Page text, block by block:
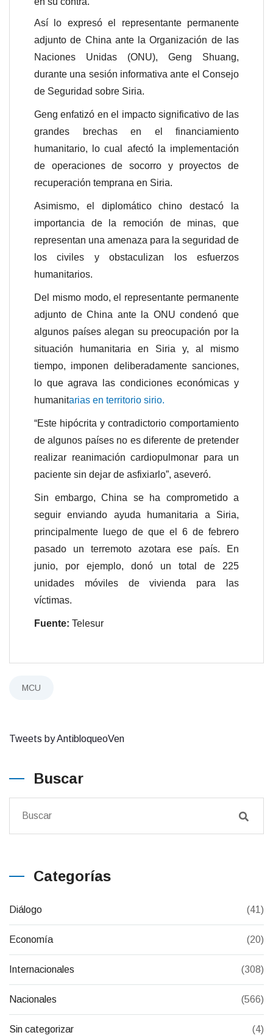
d
l
Así lo expresó el representante permanente
adjunto de China ante la Organización de las
Naciones Unidas (ONU), Geng Shuang,
durante una sesión informativa ante el Consejo
de Seguridad sobre Siria.
Geng enfatizó en el impacto significativo de las
grandes brechas en el financiamiento
humanitario, lo cual afectó la implementación
de operaciones de socorro y proyectos de
recuperación temprana en Siria.
Asimismo, el diplomático chino destacó la
importancia de la remoción de minas, que
representan una amenaza para la seguridad de
los civiles y obstaculizan los esfuerzos
humanitarios.
Del mismo modo, el representante permanente
adjunto de China ante la ONU condenó que
algunos países alegan su preocupación por la
situación humanitaria en Siria y, al mismo
tiempo, imponen deliberadamente sanciones,
lo que agrava las condiciones económicas y
humanitarias en territorio sirio.
“Este hipócrita y contradictorio comportamiento
de algunos países no es diferente de pretender
realizar reanimación cardiopulmonar para un
paciente sin dejar de asfixiarlo”, aseveró.
Sin embargo, China se ha comprometido a
seguir enviando ayuda humanitaria a Siria,
principalmente luego de que el 6 de febrero
pasado un terremoto azotara ese país. En
junio, por ejemplo, donó un total de 225
unidades móviles de vivienda para las
víctimas.
Fuente: Telesur
MCU
Tweets by AntibloqueoVen
Buscar
Categorías
Diálogo (41)
Economía (20)
Internacionales (308)
Nacionales (566)
Sin categorizar (4)